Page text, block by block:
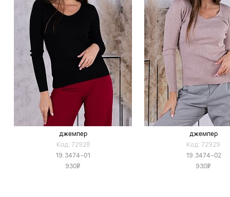
джемпер
Код: 72928
19.3474-01
930v
джемпер
Код: 72929
19.3474-02
930v